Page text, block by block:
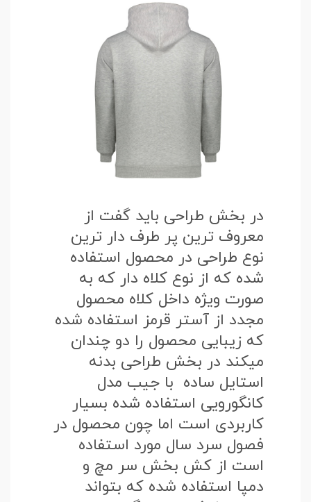
در بخش طراحی باید گفت از
معروف ترین پر طرف دار ترین
نوع طراحی در محصول استفاده
شده که از نوع کلاه دار که به
صورت ویژه داخل کلاه محصول
مجدد از آستر قرمز استفاده شده
که زیبایی محصول را دو چندان
میکند در بخش طراحی بدنه
استایل ساده با جیب مدل
کانگورویی استفاده شده بسیار
کاربردی است اما چون محصول در
فصول سرد سال مورد استفاده
است از کش بخش سر مچ و
دمپا استفاده شده که بتواند